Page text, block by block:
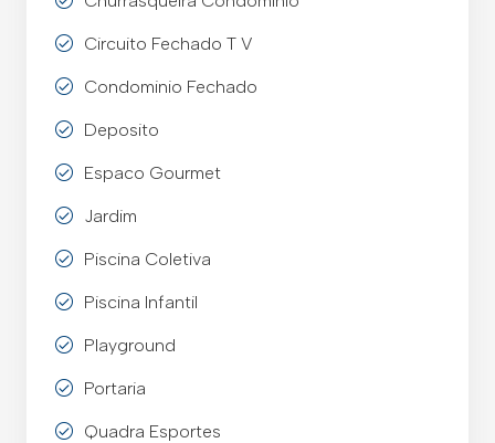
Circuito Fechado T V
Condominio Fechado
Deposito
Espaco Gourmet
Jardim
Piscina Coletiva
Piscina Infantil
Playground
Portaria
Quadra Esportes